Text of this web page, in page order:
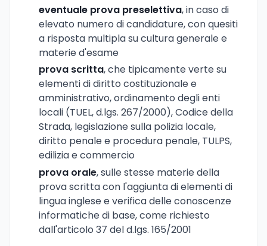
eventuale prova preselettiva, in caso di
elevato numero di candidature, con quesiti
a risposta multipla su cultura generale e
materie d'esame
prova scritta, che tipicamente verte su
elementi di diritto costituzionale e
amministrativo, ordinamento degli enti
locali (TUEL, d.lgs. 267/2000), Codice della
Strada, legislazione sulla polizia locale,
diritto penale e procedura penale, TULPS,
edilizia e commercio
prova orale, sulle stesse materie della
prova scritta con l'aggiunta di elementi di
lingua inglese e verifica delle conoscenze
informatiche di base, come richiesto
dall'articolo 37 del d.lgs. 165/2001